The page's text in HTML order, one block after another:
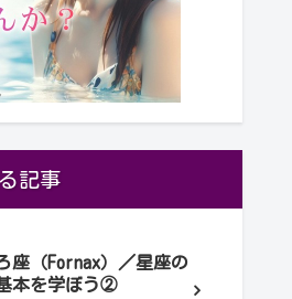
記事
座（Fornax）／星座の
本を学ぼう②